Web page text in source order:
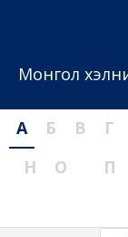
Монгол
А Б В Г
Н
О П